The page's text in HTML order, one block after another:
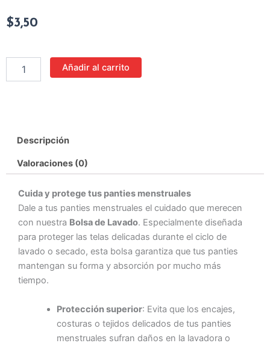
$3,50
Añadir al carrito
Descripción
Valoraciones (0)
Cuida y protege tus panties menstruales
Dale a tus panties menstruales el cuidado que merecen
con nuestra Bolsa de Lavado. Especialmente diseñada
para proteger las telas delicadas durante el ciclo de
lavado o secado, esta bolsa garantiza que tus panties
mantengan su forma y absorción por mucho más
tiempo.
Protección superior: Evita que los encajes,
costuras o tejidos delicados de tus panties
menstruales sufran daños en la lavadora o